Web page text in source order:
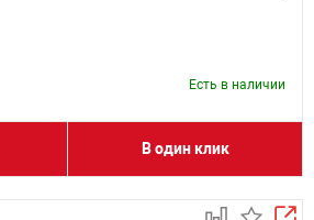
Есть в наличии
В один клик